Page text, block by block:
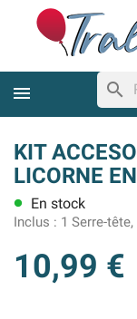
search
KIT
LICORNE
lens En stock
Inclus : 1 Serre-
10,99 €